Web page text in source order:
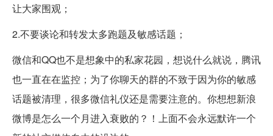
让大家围观；
2.不要谈论和转发太多跑题及敏感话题；
微信和QQ也不是想象中的私家花园，想说什么就说，腾讯
也一直在在监控；为了你聊天的群的不致于因为你的敏感
话题被清理，很多微信礼仪还是需要注意的。你想想新浪
微博是怎么一个月进入衰败的？！上面不会永远默许一个